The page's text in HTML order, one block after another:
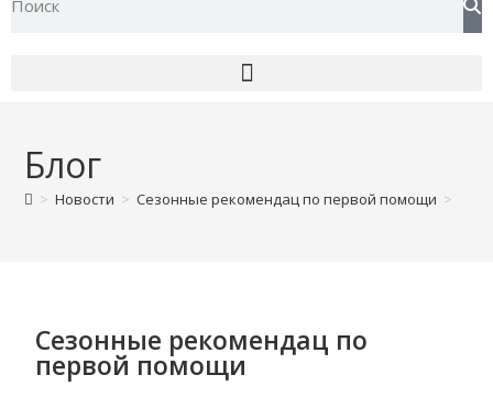
Блог
> Новости > Сезонные рекомендац по первой помощи >
Сезонные рекомендац по
первой помощи